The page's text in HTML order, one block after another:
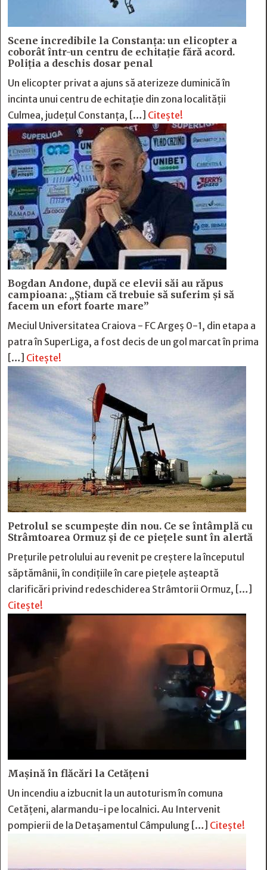
Scene incredibile la Constanța: un elicopter a
coborât într-un centru de echitație fără acord.
Poliția a deschis dosar penal
Un elicopter privat a ajuns să aterizeze duminică în
incinta unui centru de echitație din zona localității
Culmea, județul Constanța, […] Citește!
Bogdan Andone, după ce elevii săi au răpus
campioana: „Ştiam că trebuie să suferim şi să
facem un efort foarte mare”
Meciul Universitatea Craiova - FC Argeș 0-1, din etapa a
patra în SuperLiga, a fost decis de un gol marcat în prima
[…] Citește!
Petrolul se scumpește din nou. Ce se întâmplă cu
Strâmtoarea Ormuz și de ce piețele sunt în alertă
Prețurile petrolului au revenit pe creștere la începutul
săptămânii, în condițiile în care piețele așteaptă
clarificări privind redeschiderea Strâmtorii Ormuz, […]
Citește!
Mașină în flăcări la Cetățeni
Un incendiu a izbucnit la un autoturism în comuna
Cetățeni, alarmandu-i pe localnici. Au Intervenit
pompierii de la Detașamentul Câmpulung […] Citește!